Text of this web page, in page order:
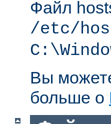
Файл
/etc/
Вы
больше о